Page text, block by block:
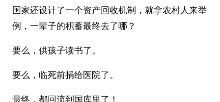
国家还设计了一个资产回收机制，就拿农村人来举
例，一辈子的积蓄最终去了哪？
要么，供孩子读书了。
要么，临死前捐给医院了。
最终，都回流到国库里了！